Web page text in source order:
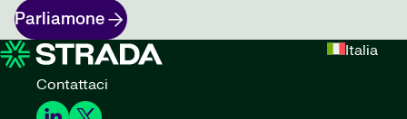
Parliamone
Italia
Contattaci